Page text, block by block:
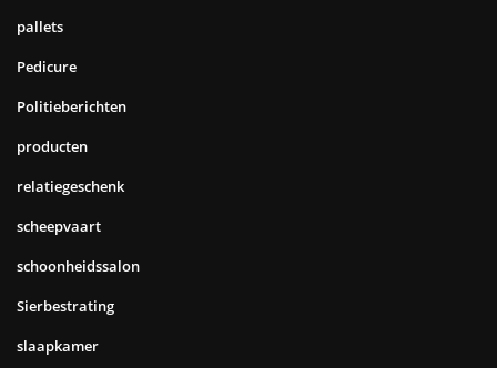
pallets
Pedicure
Politieberichten
producten
relatiegeschenk
scheepvaart
schoonheidssalon
Sierbestrating
slaapkamer